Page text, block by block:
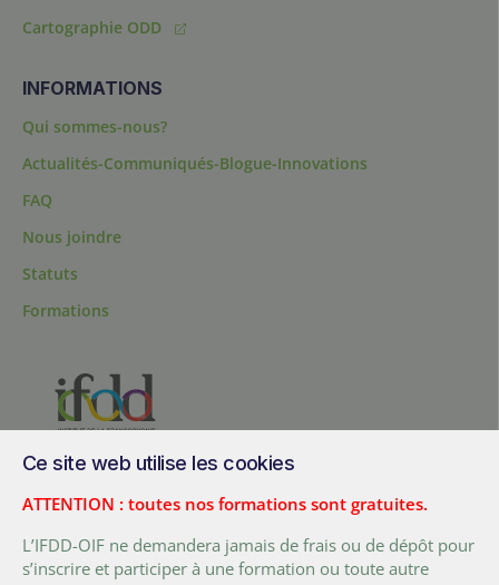
Cartographie ODD
INFORMATIONS
Qui sommes-nous?
Actualités-Communiqués-Blogue-Innovations
FAQ
Nous joindre
Statuts
Formations
Canada
Tél. :+ (1) 418 692 5727
Fax :+ (1) 418 692 5644
Ce site web utilise les cookies
ATTENTION : toutes nos formations sont gratuites.
L’IFDD-OIF ne demandera jamais de frais ou de dépôt pour
s’inscrire et participer à une formation ou toute autre